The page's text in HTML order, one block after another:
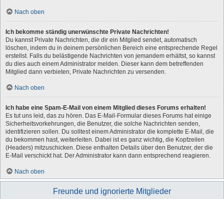
Nach oben
Ich bekomme ständig unerwünschte Private Nachrichten!
Du kannst Private Nachrichten, die dir ein Mitglied sendet, automatisch
löschen, indem du in deinem persönlichen Bereich eine entsprechende Regel
erstellst. Falls du belästigende Nachrichten von jemandem erhältst, so kannst
du dies auch einem Administrator melden. Dieser kann dem betreffenden
Mitglied dann verbieten, Private Nachrichten zu versenden.
Nach oben
Ich habe eine Spam-E-Mail von einem Mitglied dieses Forums erhalten!
Es tut uns leid, das zu hören. Das E-Mail-Formular dieses Forums hat einige
Sicherheitsvorkehrungen, die Benutzer, die solche Nachrichten senden,
identifizieren sollen. Du solltest einem Administrator die komplette E-Mail, die
du bekommen hast, weiterleiten. Dabei ist es ganz wichtig, die Kopfzeilen
(Headers) mitzuschicken. Diese enthalten Details über den Benutzer, der die
E-Mail verschickt hat. Der Administrator kann dann entsprechend reagieren.
Nach oben
Freunde und ignorierte Mitglieder